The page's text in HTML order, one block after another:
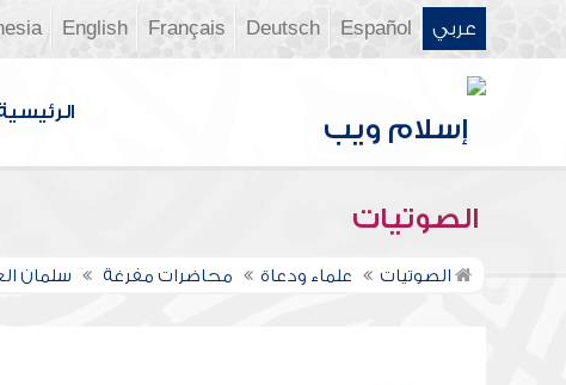
عربي Español
Deutsch
Français
English
الصوتيات
الصوتيات علماء ودعاة محاضرات مفرغة سلمان